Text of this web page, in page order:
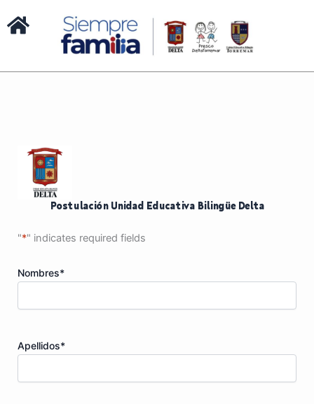
Postulación Unidad Educativa Bilingüe Delta
"*" indicates required fields
Nombres*
Apellidos*